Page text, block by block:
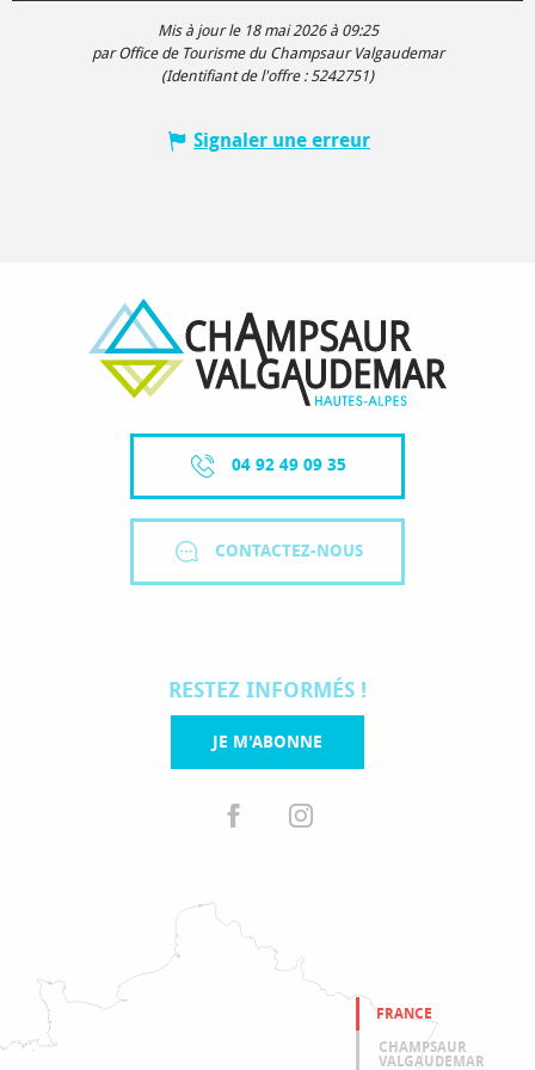
Mis à jour le 18 mai 2026 à 09:25
par Office de Tourisme du Champsaur Valgaudemar
(Identifiant de l'offre : 5242751)
Signaler une erreur
04 92 49 09 35
CONTACTEZ-NOUS
RESTEZ INFORMÉS !
JE M'ABONNE
FRANCE
CHAMPSAUR
VALGAUDEMAR